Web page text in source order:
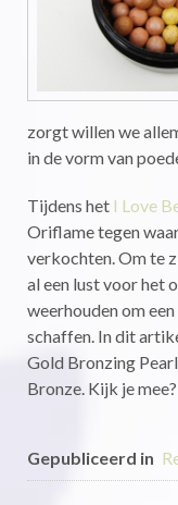
zorgt willen we
in de vorm van
Tijdens het I Love
Oriflame tegen
verkochten. Om te
al een lust voor het
weerhouden om
schaffen. In dit
Gold Bronzing
Bronze. Kijk je mee?
Gepubliceerd in